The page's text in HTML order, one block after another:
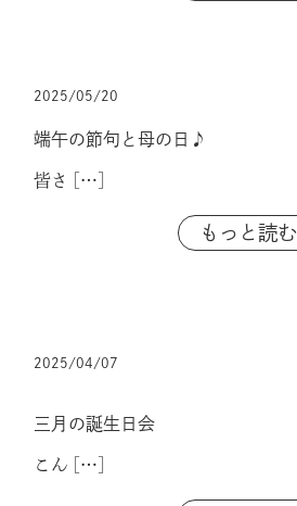
2025/05/20
端午の節句と母の日♪
皆さ […]
もっと読む
2025/04/07
三月の誕生日会
こん […]